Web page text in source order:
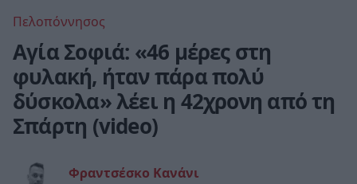
Πελοπόννησος
Αγία Σοφιά: «46 μέρες στη
φυλακή, ήταν πάρα πολύ
δύσκολα» λέει η 42χρονη από τη
Σπάρτη (video)
Φραντσέσκο Κανάνι